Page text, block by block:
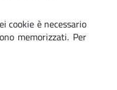
cookie è necessario
memorizzati. Per